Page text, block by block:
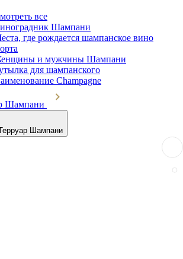
все
Шампани
где рождается шампанское вино
и мужчины Шампани
для шампанского
Champagne
Шампани
Шампани